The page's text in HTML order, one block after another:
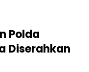
Polda
Diserahkan